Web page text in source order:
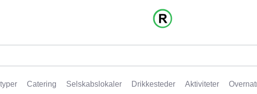
Catering Selskabslokaler Drikkesteder Aktiviteter